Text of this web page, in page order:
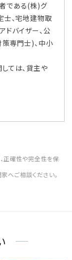
である(株)グ
士、宅地建物取
ドバイザー、公
専門士)、中小
ては、貸主や
正確性や完全性を保
へご相談ください。